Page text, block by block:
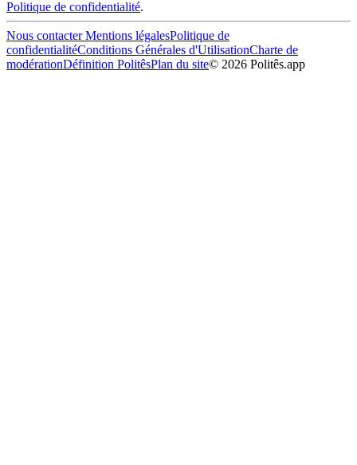
Politique de confidentialité.
Nous contacterMentions légalesPolitique de
confidentialitéConditions Générales d'UtilisationCharte de
modérationDéfinition PolitêsPlan du site© 2026 Politês.app